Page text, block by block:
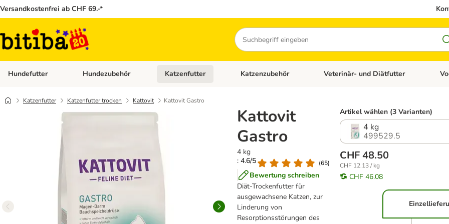
Versandkostenfrei ab CHF 69.-*
Suchen
Hundefutter Kategorie-Menü öffnen: Hundefutter
Hundezubehör Kategorie-Menü öffnen: Hundezubehör
Katzenfutter Kategorie-Menü öffnen: Katzenfutter
Katzenzubehör Kategorie-Menü öffnen: Katzenzubehör
Veterinär- und Diätfutter
Katzenfutter Katzenfutter trocken Kattovit Kattovit Gastro
Kattovit
Gastro
4 kg
: 4.6/5
(65)
Bewertung schreiben
Diät-Trockenfutter für
ausgewachsene Katzen, zur
Linderung von
Resorptionsstörungen des
Artikel wählen (3 Varianten)
4 kg
499529.5
CHF 48.50
CHF 12.13 / kg
CHF 46.08